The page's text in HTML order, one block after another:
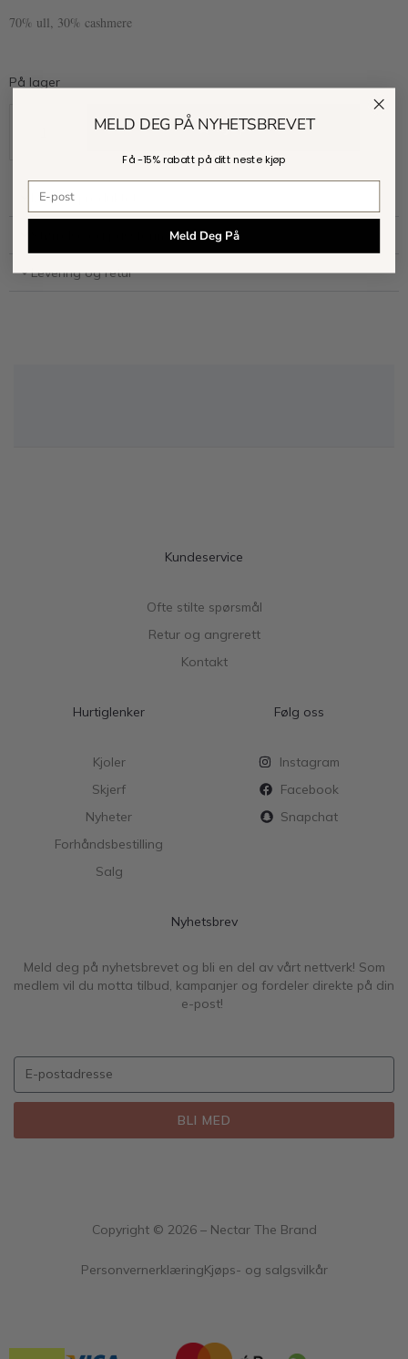
70% ull, 30% cashmere
På lager
Kjøp
Mer om produktet
Levering og retur
Kundeservice
Ofte stilte spørsmål
Retur og angrerett
Kontakt
Hurtiglenker
Kjoler
Skjerf
Nyheter
Forhåndsbestilling
Salg
Følg oss
Instagram
Facebook
Snapchat
Nyhetsbrev
Meld deg på nyhetsbrevet og bli en del av vårt nettverk! Som
medlem vil du motta tilbud, kampanjer og fordeler direkte på din
e-post!
BLI MED
Copyright © 2026– Nectar The Brand
PersonvernerklæringKjøps- og salgsvilkår
MELD DEG PÅ NYHETSBREVET
Få -15% rabattpå ditt neste kjøp
E-postadresse
Meld Deg På